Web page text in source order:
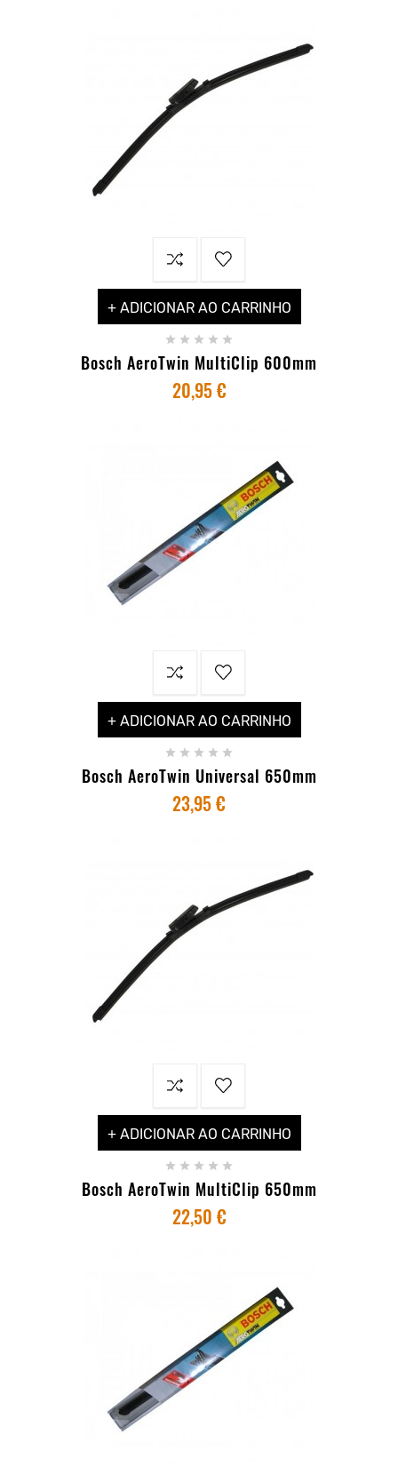
+ ADICIONAR AO CARRINHO
    
Bosch AeroTwin MultiClip 600mm
20,95 €
+ ADICIONAR AO CARRINHO
    
Bosch AeroTwin Universal 650mm
23,95 €
+ ADICIONAR AO CARRINHO
    
Bosch AeroTwin MultiClip 650mm
22,50 €